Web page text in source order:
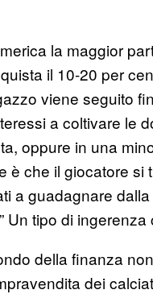
la maggior
il 10-20 per
viene seguito
a coltivare le
oppure in una
è che il giocatore
a guadagnare
Un tipo di
della finanza
dei